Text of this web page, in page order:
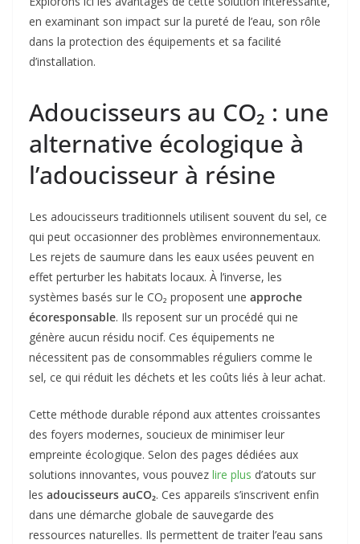
en examinant son impact sur la pureté de l’eau, son rôle
dans la protection des équipements et sa facilité
d’installation.
Adoucisseurs au CO₂ : une
alternative écologique à
l’adoucisseur à résine
Les adoucisseurs traditionnels utilisent souvent du sel, ce
qui peut occasionner des problèmes environnementaux.
Les rejets de saumure dans les eaux usées peuvent en
effet perturber les habitats locaux. À l’inverse, les
systèmes basés sur le CO₂ proposent une approche
écoresponsable. Ils reposent sur un procédé qui ne
génère aucun résidu nocif. Ces équipements ne
nécessitent pas de consommables réguliers comme le
sel, ce qui réduit les déchets et les coûts liés à leur achat.
Cette méthode durable répond aux attentes croissantes
des foyers modernes, soucieux de minimiser leur
empreinte écologique. Selon des pages dédiées aux
solutions innovantes, vous pouvez lire plus d’atouts sur
les adoucisseurs auCO₂. Ces appareils s’inscrivent enfin
dans une démarche globale de sauvegarde des
ressources naturelles. Ils permettent de traiter l’eau sans